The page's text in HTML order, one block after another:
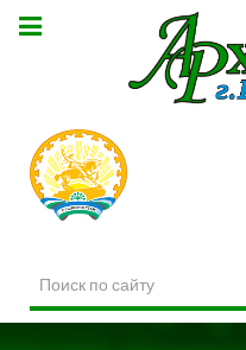
по
сайту